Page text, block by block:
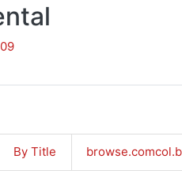
By Title